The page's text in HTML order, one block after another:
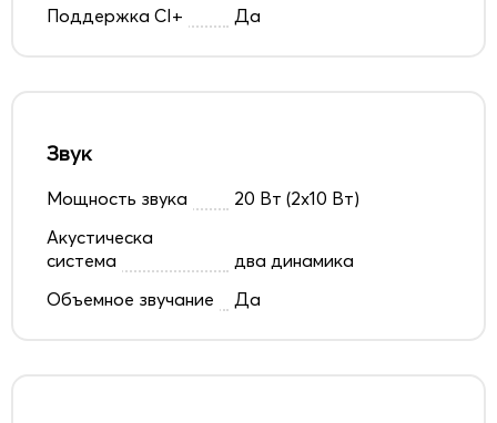
Поддержка CI+
Да
Звук
Мощность звука
20 Вт (2x10 Вт)
Акустическа
система
два динамика
Объемное звучание
Да